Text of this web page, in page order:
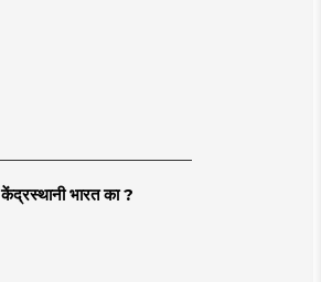
केंद्रस्थानी भारत का ?